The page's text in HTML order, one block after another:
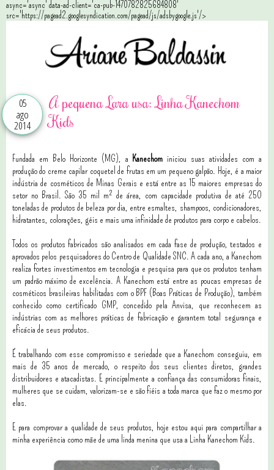
async='async' data-ad-client='ca-pub-1470782825684808'
src='https://pagead2.googlesyndication.com/pagead/js/adsbygoogle.js'/>
05
ago
2014
A pequena Lara usa: Linha Kanechom
Kids
Fundada em Belo Horizonte (MG), a Kanechom iniciou suas atividades com a
produção do creme capilar coquetel de frutas em um pequeno galpão. Hoje, é a maior
indústria de cosméticos de Minas Gerais e está entre as 15 maiores empresas do
setor no Brasil. São 35 mil m² de área, com capacidade produtiva de até 250
toneladas de produtos de beleza por dia, entre esmaltes, shampoos, condicionadores,
hidratantes, colorações, géis e mais uma infinidade de produtos para corpo e cabelos.
Todos os produtos fabricados são analisados em cada fase de produção, testados e
aprovados pelos pesquisadores do Centro de Qualidade SNC. A cada ano, a Kanechom
realiza fortes investimentos em tecnologia e pesquisa para que os produtos tenham
um padrão máximo de excelência. A Kanechom está entre as poucas empresas de
cosméticos brasileiras habilitadas com o BPF (Boas Práticas de Produção), também
conhecido como certificado GMP, concedido pela Anvisa, que reconhecem as
indústrias com as melhores práticas de fabricação e garantem total segurança e
eficácia de seus produtos.
É trabalhando com esse compromisso e seriedade que a Kanechom conseguiu, em
mais de 35 anos de mercado, o respeito dos seus clientes diretos, grandes
distribuidores e atacadistas. E principalmente a confiança das consumidoras finais,
mulheres que se cuidam, valorizam-se e são fiéis a toda marca que faz o mesmo por
elas.
E para comprovar a qualidade de seus produtos, hoje estou aqui para compartilhar a
minha experiência como mãe de uma linda menina que usa a Linha Kanechom Kids.